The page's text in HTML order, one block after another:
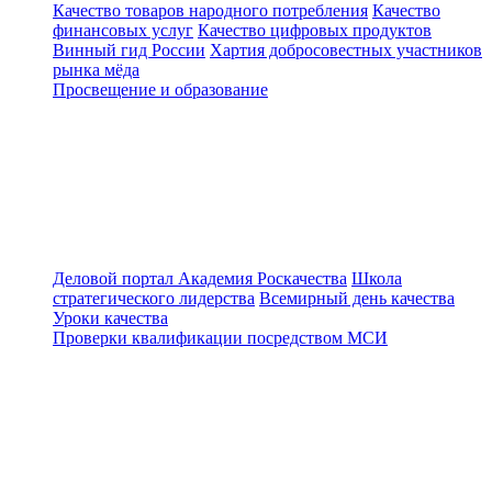
Качество товаров народного потребления Качество
финансовых услуг Качество цифровых продуктов
Винный гид России Хартия добросовестных участников
рынка мёда
Просвещение и образование
Деловой портал Академия Роскачества Школа
стратегического лидерства Всемирный день качества
Уроки качества
Проверки квалификации посредством МСИ